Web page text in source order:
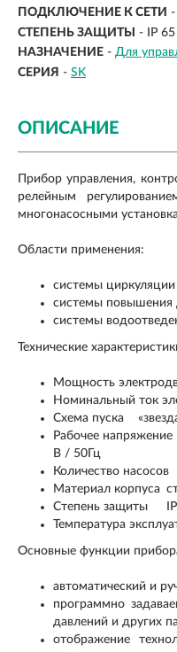
ПОДКЛЮЧЕНИЕ К СЕТИ -
СТЕПЕНЬ ЗАЩИТЫ
-
IP 65
НАЗНАЧЕНИЕ - Для
СЕРИЯ - SK
ОПИСАНИЕ
Прибор управления,
релейным
многонасосными
Области применения:
системы циркуляции
системы повышения
системы
Технические
Мощность
Номинальный ток
Схема пуска
Рабочее
В / 50Гц
Количество насосов
Материал корпуса
Степень защиты
Температура
Основные функции
автоматический и
программно
давлений и других
отображение